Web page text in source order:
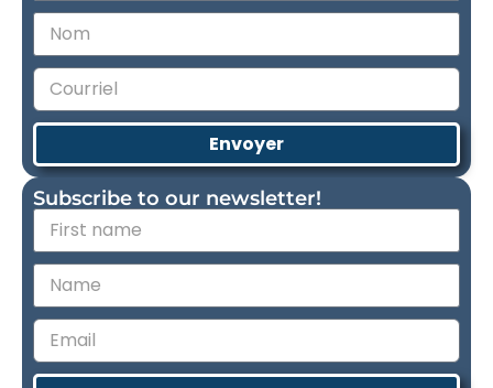
Envoyer
Subscribe to our newsletter!